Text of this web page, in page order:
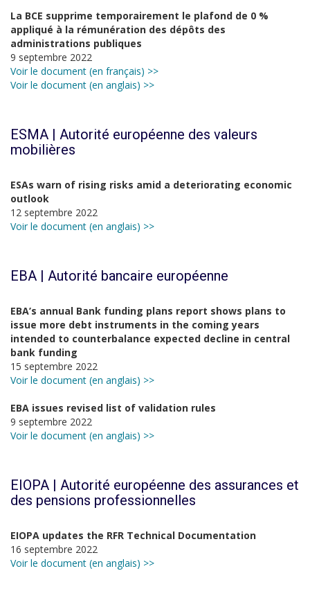
La BCE supprime temporairement le plafond de 0 %
appliqué à la rémunération des dépôts des
administrations publiques
9 septembre 2022
Voir le document (en français) >>
Voir le document (en anglais) >>
ESMA | Autorité européenne des valeurs
mobilières
ESAs warn of rising risks amid a deteriorating economic
outlook
12 septembre 2022
Voir le document (en anglais) >>
EBA | Autorité bancaire européenne
EBA’s annual Bank funding plans report shows plans to
issue more debt instruments in the coming years
intended to counterbalance expected decline in central
bank funding
15 septembre 2022
Voir le document (en anglais) >>
EBA issues revised list of validation rules
9 septembre 2022
Voir le document (en anglais) >>
EIOPA | Autorité européenne des assurances et
des pensions professionnelles
EIOPA updates the RFR Technical Documentation
16 septembre 2022
Voir le document (en anglais) >>